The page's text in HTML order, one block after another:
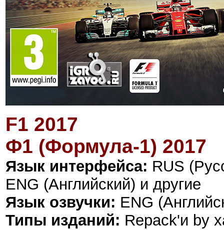
F1 2017
Ф1 (Формула-1) 2017
Язык интерфейса: RUS
ENG (Английский) и другие
Язык озвучки: ENG
Типы изданий: Repack'и by